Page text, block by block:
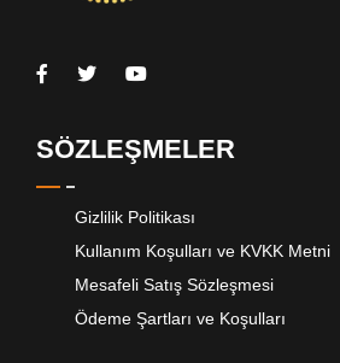
SÖZLEŞMELER
Gizlilik Politikası
Kullanım Koşulları ve KVKK Metni
Mesafeli Satış Sözleşmesi
Ödeme Şartları ve Koşulları